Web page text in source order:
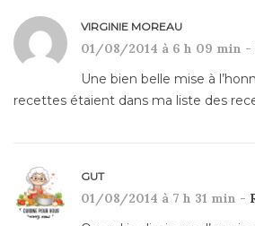
VIRGINIE MOREAU
01/08/2014 à 6 h 09 min -
Une bien belle mise à
recettes étaient dans ma liste des
GUT
01/08/2014 à 7 h 31 min -